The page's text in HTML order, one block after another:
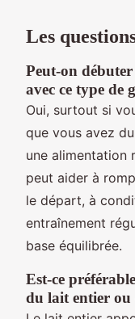
Les
Peut-on
avec ce type de
Oui, surtout si
que vous avez
une alimentation
peut aider à
le départ, à
entraînement
base équilibrée.
Est-ce
du lait entier ou